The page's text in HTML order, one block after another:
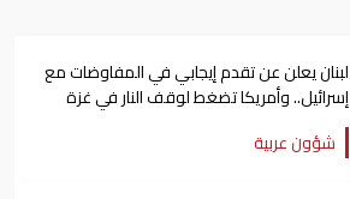
لبنان يعلن عن تقدم إيجابي في المفاوضات مع
إسرائيل.. وأمريكا تضغط لوقف النار في غزة
شؤون عربية